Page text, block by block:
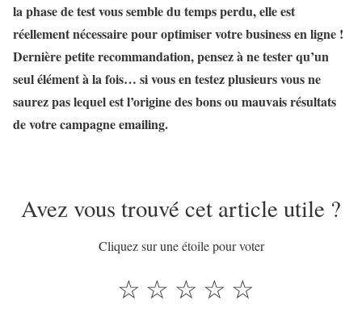
la phase de test vous semble du temps perdu, elle est
réellement nécessaire pour optimiser votre business en ligne !
Dernière petite recommandation, pensez à ne tester qu’un
seul élément à la fois… si vous en testez plusieurs vous ne
saurez pas lequel est l’origine des bons ou mauvais résultats
de votre campagne emailing.
Avez vous trouvé cet article utile ?
Cliquez sur une étoile pour voter
☆
☆
☆
☆
☆